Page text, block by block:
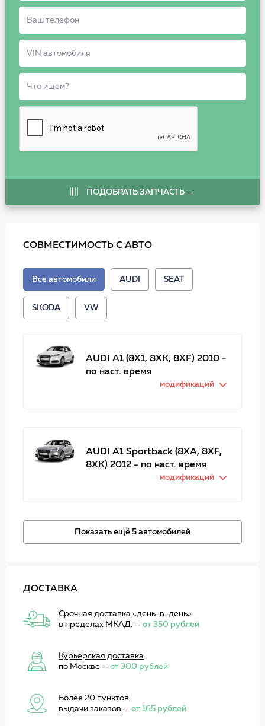
ПОДОБРАТЬ ЗАПЧАСТЬ →
СОВМЕСТИМОСТЬ С АВТО
Все автомобили AUDI SEAT
SKODA VW
AUDI A1 (8X1, 8XK, 8XF) 2010 -
по наст. время
модификаций
AUDI A1 Sportback (8XA, 8XF,
8XK) 2012 - по наст. время
модификаций
Показать ещё 5 автомобилей
ДОСТАВКА
Срочная доставка«день-в-день»
в пределах МКАД. — от 350 рублей
Курьерская доставка
по Москве — от 300 рублей
Более 20 пунктов
выдачи заказов — от 165 рублей